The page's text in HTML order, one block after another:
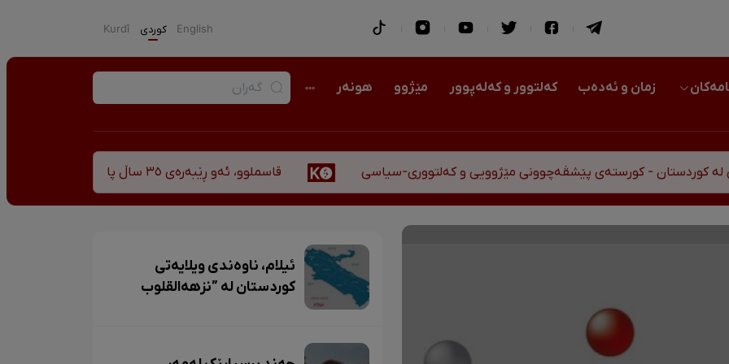
English كوردی Kurdî
زمان و ئەدەب کەلتوور و کەلەپوور مێژوو هونەر
- کورستەی پێشڤەچوونی مێژوویی و کەلتووری-سیاسی قاسملوو، ئەو ڕێبەرەی ٣٥ ساڵ پاش شەهید بوونیشی ڕێبازەکەی هەر زیندووە
ئیلام، ناوەندی ویلایەتی
کوردستان لە ”نزهەالقلوب